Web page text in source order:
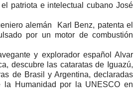
el patriota e intelectual cubano José
alemán Karl Benz, patenta el
por un motor de combustión
y explorador español Alvar
descubre las cataratas de Iguazú,
de Brasil y Argentina, declaradas
la Humanidad por la UNESCO en